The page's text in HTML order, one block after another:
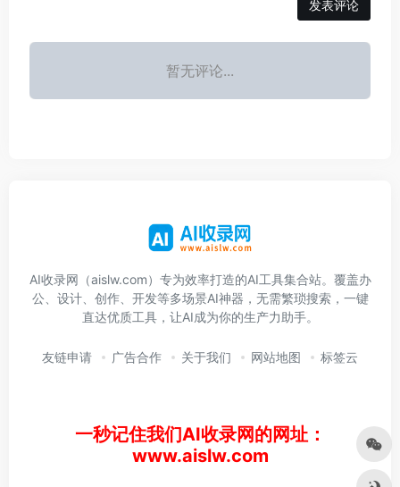
发表评论
暂无评论...
AI收录网（aislw.com）专为效率打造的AI工具集合站。覆盖办
公、设计、创作、开发等多场景AI神器，无需繁琐搜索，一键
直达优质工具，让AI成为你的生产力助手。
友链申请 广告合作 关于我们 网站地图 标签云
一秒记住我们AI收录网的网址：
www.aislw.com